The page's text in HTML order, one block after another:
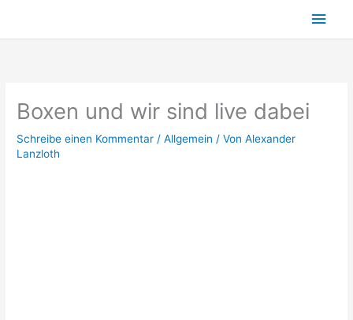
Boxen und wir sind live dabei
Schreibe einen Kommentar /Allgemein / VonAlexander
Lanzloth